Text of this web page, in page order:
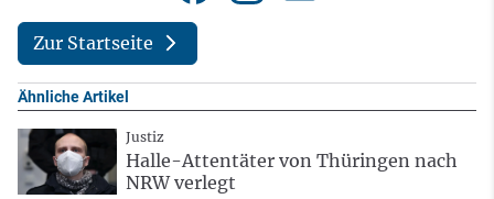
Zur Startseite
Ähnliche Artikel
Justiz
Halle-Attentäter von Thüringen nach
NRW verlegt